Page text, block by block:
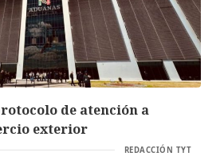
de atención a
exterior
REDACCIÓN TYT